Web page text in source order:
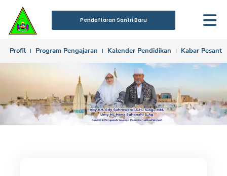
Lewati
konten
Pendaftaran Santri Baru
Profil Program Pengajaran Kalender Pendidikan Kabar